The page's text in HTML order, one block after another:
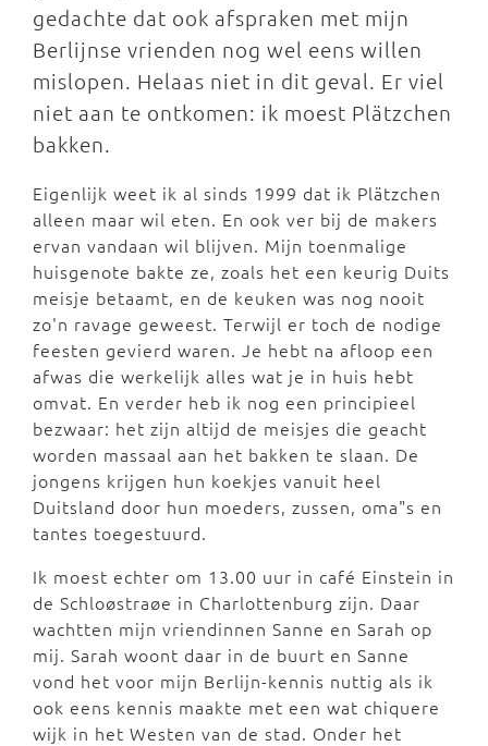
gedachte dat ook afspraken met mijn
Berlijnse vrienden nog wel eens willen
mislopen. Helaas niet in dit geval. Er viel
niet aan te ontkomen: ik moest Plätzchen
bakken.
Eigenlijk weet ik al sinds 1999 dat ik Plätzchen
alleen maar wil eten. En ook ver bij de makers
ervan vandaan wil blijven. Mijn toenmalige
huisgenote bakte ze, zoals het een keurig Duits
meisje betaamt, en de keuken was nog nooit
zo'n ravage geweest. Terwijl er toch de nodige
feesten gevierd waren. Je hebt na afloop een
afwas die werkelijk alles wat je in huis hebt
omvat. En verder heb ik nog een principieel
bezwaar: het zijn altijd de meisjes die geacht
worden massaal aan het bakken te slaan. De
jongens krijgen hun koekjes vanuit heel
Duitsland door hun moeders, zussen, oma"s en
tantes toegestuurd.
Ik moest echter om 13.00 uur in café Einstein in
de Schloøstraøe in Charlottenburg zijn. Daar
wachtten mijn vriendinnen Sanne en Sarah op
mij. Sarah woont daar in de buurt en Sanne
vond het voor mijn Berlijn-kennis nuttig als ik
ook eens kennis maakte met een wat chiquere
wijk in het Westen van de stad. Onder het